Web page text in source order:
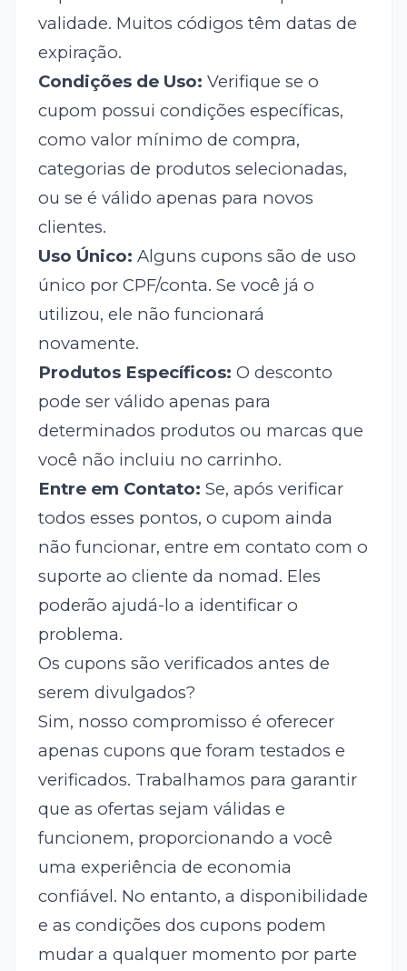
validade. Muitos códigos têm datas de
expiração.
Condições de Uso: Verifique se o
cupom possui condições específicas,
como valor mínimo de compra,
categorias de produtos selecionadas,
ou se é válido apenas para novos
clientes.
Uso Único: Alguns cupons são de uso
único por CPF/conta. Se você já o
utilizou, ele não funcionará
novamente.
Produtos Específicos: O desconto
pode ser válido apenas para
determinados produtos ou marcas que
você não incluiu no carrinho.
Entre em Contato: Se, após verificar
todos esses pontos, o cupom ainda
não funcionar, entre em contato com o
suporte ao cliente da nomad. Eles
poderão ajudá-lo a identificar o
problema.
Os cupons são verificados antes de
serem divulgados?
Sim, nosso compromisso é oferecer
apenas cupons que foram testados e
verificados. Trabalhamos para garantir
que as ofertas sejam válidas e
funcionem, proporcionando a você
uma experiência de economia
confiável. No entanto, a disponibilidade
e as condições dos cupons podem
mudar a qualquer momento por parte